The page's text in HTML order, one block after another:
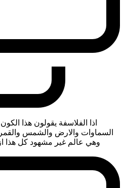
اذا الفلاسفة يقولون هذا
السماوات والارض والشمس
وهي عالم غير مشهود كل هذا